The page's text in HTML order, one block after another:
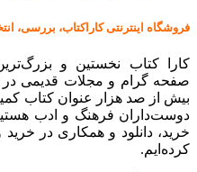
فروشگاه اینترنتی کاراکتاب، بررسی،
کارا کتاب نخستین و
صفحه گرام و مجلات قدیمی در
بیش از صد هزار عنوان کتاب
خرید، دانلود و همکاری در
کرده‌ایم.